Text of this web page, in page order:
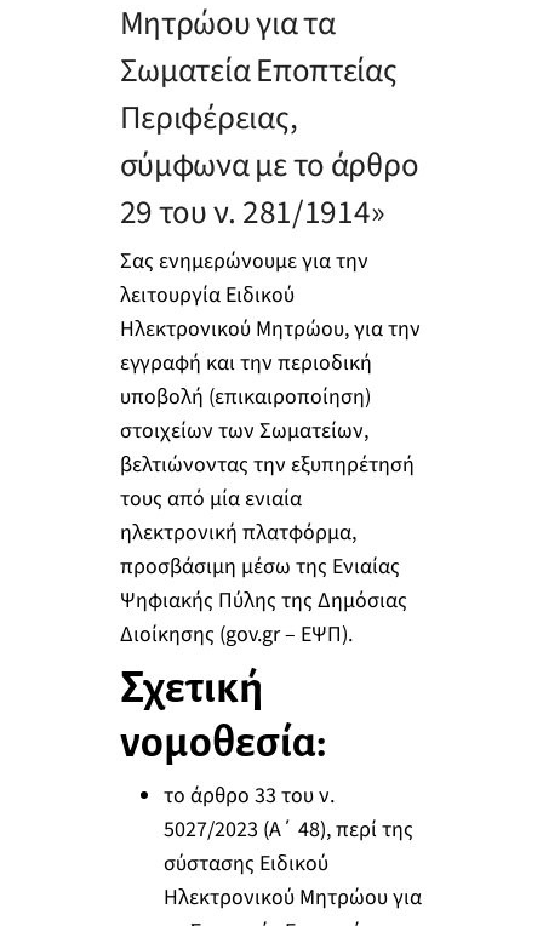
Μητρώου για τα
Σωματεία Εποπτείας
Περιφέρειας,
σύμφωνα με το άρθρο
29 του ν. 281/1914»
Σας ενημερώνουμε για την
λειτουργία Ειδικού
Ηλεκτρονικού Μητρώου, για την
εγγραφή και την περιοδική
υποβολή (επικαιροποίηση)
στοιχείων των Σωματείων,
βελτιώνοντας την εξυπηρέτησή
τους από μία ενιαία
ηλεκτρονική πλατφόρμα,
προσβάσιμη μέσω της Ενιαίας
Ψηφιακής Πύλης της Δημόσιας
Διοίκησης (gov.gr – EΨΠ).
Σχετική
νομοθεσία:
το άρθρο 33 του ν.
5027/2023 (A΄ 48), περί της
σύστασης Ειδικού
Ηλεκτρονικού Μητρώου για